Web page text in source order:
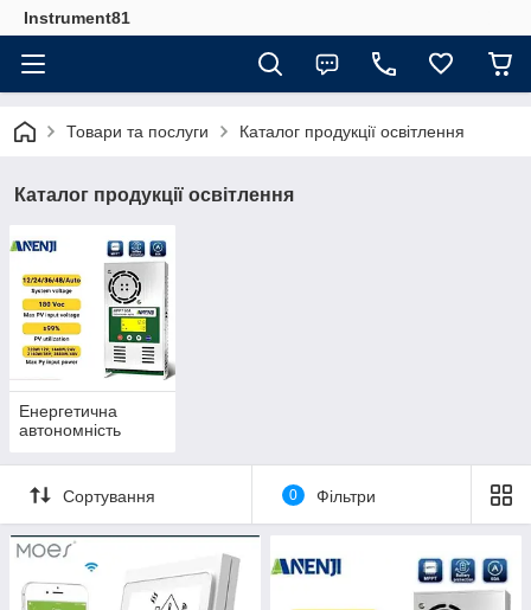
Instrument81
Товари та послуги Каталог продукції освітлення
Каталог продукції освітлення
Енергетична
автономність
Сортування 0 Фільтри